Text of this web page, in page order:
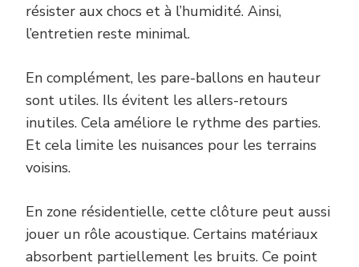
résister aux chocs et à l’humidité. Ainsi,
l’entretien reste minimal.
En complément, les pare-ballons en hauteur
sont utiles. Ils évitent les allers-retours
inutiles. Cela améliore le rythme des parties.
Et cela limite les nuisances pour les terrains
voisins.
En zone résidentielle, cette clôture peut aussi
jouer un rôle acoustique. Certains matériaux
absorbent partiellement les bruits. Ce point